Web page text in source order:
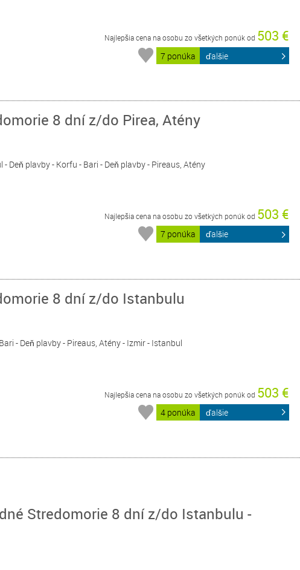
Najlepšia cena na osobu zo všetkých ponúk od 503 €
7 ponúka ďalšie
8 dní z/do Pirea, Atény
Deň plavby - Korfu - Bari - Deň plavby - Pireaus, Atény
Najlepšia cena na osobu zo všetkých ponúk od 503 €
7 ponúka ďalšie
8 dní z/do Istanbulu
- Deň plavby - Pireaus, Atény - Izmir - Istanbul
Najlepšia cena na osobu zo všetkých ponúk od 503 €
4 ponúka ďalšie
Stredomorie 8 dní z/do Istanbulu -